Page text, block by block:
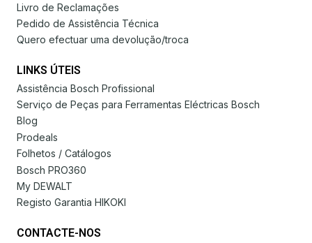
Livro de Reclamações
Pedido de Assistência Técnica
Quero efectuar uma devolução/troca
LINKS ÚTEIS
Assistência Bosch Profissional
Serviço de Peças para Ferramentas Eléctricas Bosch
Blog
Prodeals
Folhetos / Catálogos
Bosch PRO360
My DEWALT
Registo Garantia HIKOKI
CONTACTE-NOS